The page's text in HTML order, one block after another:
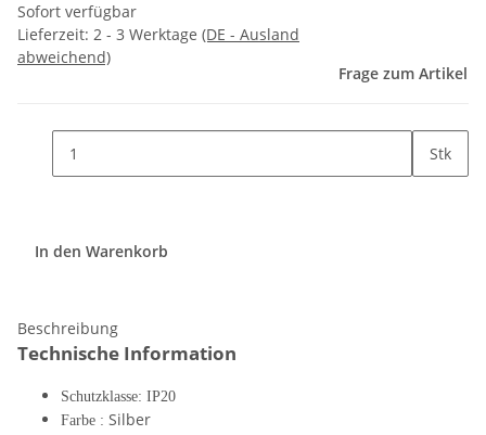
Sofort verfügbar
Lieferzeit: 2 - 3 Werktage (DE - Ausland
abweichend)
Frage zum Artikel
Stk
In den Warenkorb
Beschreibung
Technische Information
Schutzklasse: IP20
Farbe : Silber